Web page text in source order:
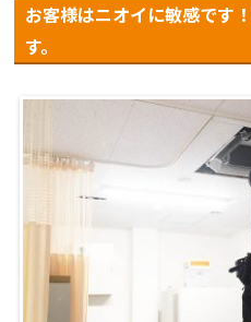
お客様はニオイに敏感です
す。